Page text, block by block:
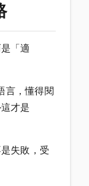
「適
言，懂得閱
才是
失敗，受